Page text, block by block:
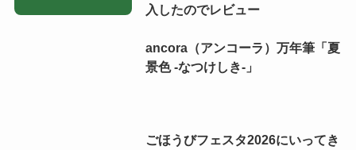
入したのでレビュー
ancora（アンコーラ）万年筆「夏
景色 -なつけしき-」
ごほうびフェスタ2026にいってき